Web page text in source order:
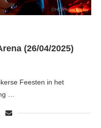
(26/04/2025)
Feesten in het
…